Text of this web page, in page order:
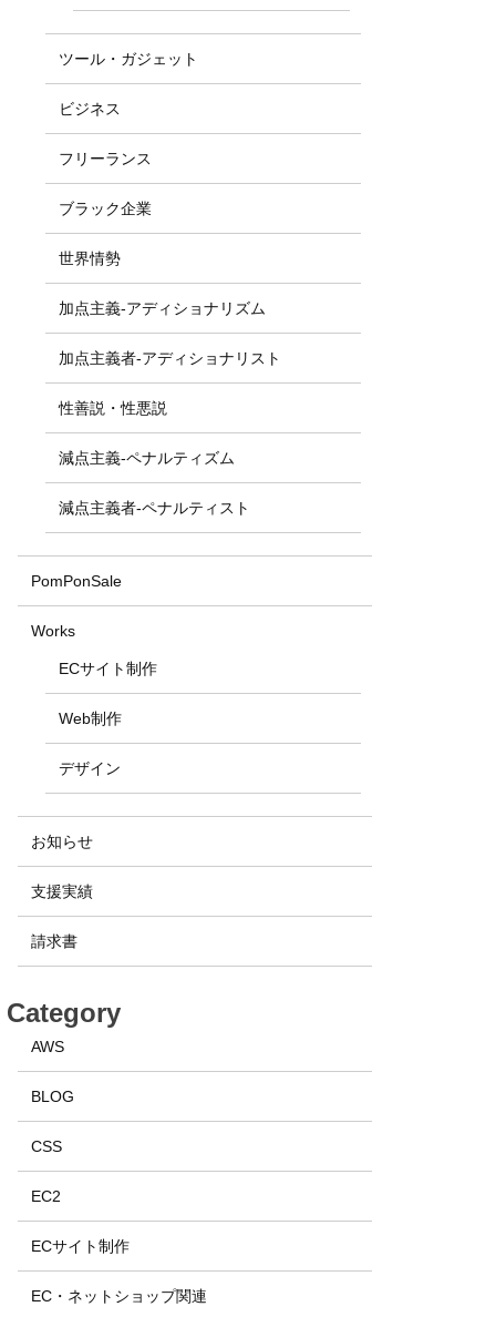
ツール・ガジェット
ビジネス
フリーランス
ブラック企業
世界情勢
加点主義-アディショナリズム
加点主義者-アディショナリスト
性善説・性悪説
減点主義-ペナルティズム
減点主義者-ペナルティスト
PomPonSale
Works
ECサイト制作
Web制作
デザイン
お知らせ
支援実績
請求書
Category
AWS
BLOG
CSS
EC2
ECサイト制作
EC・ネットショップ関連